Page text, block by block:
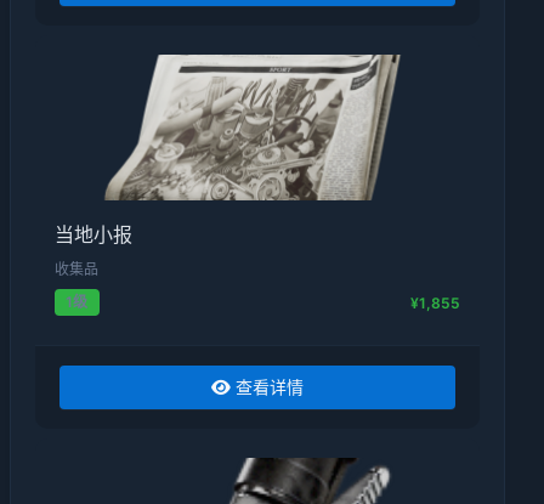
当地小报
收集品
1级
¥1,855
查看详情